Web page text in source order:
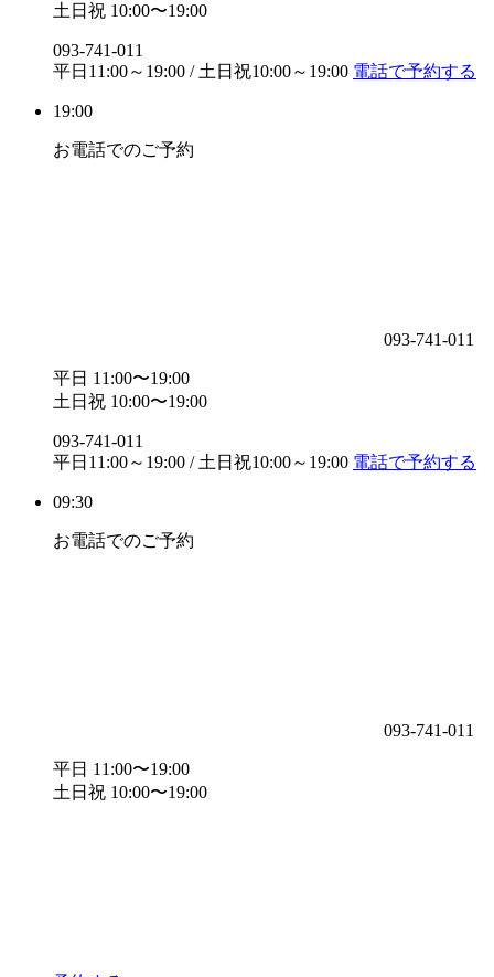
土日祝 10:00〜19:00
093-741-011
平日11:00～19:00 / 土日祝10:00～19:00 電話で予約する
19:00
お電話でのご予約
093-741-011
平日 11:00〜19:00
土日祝 10:00〜19:00
093-741-011
平日11:00～19:00 / 土日祝10:00～19:00 電話で予約する
09:30
お電話でのご予約
093-741-011
平日 11:00〜19:00
土日祝 10:00〜19:00